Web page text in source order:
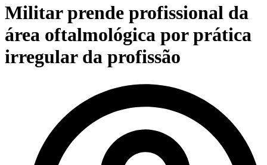
Militar prende profissional da
área oftalmológica por prática
irregular da profissão